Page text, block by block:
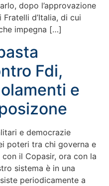
dopo l’approvazione
d’Italia, di cui
impegna […]
Fdi,
e
e democrazie
poteri tra chi governa e
con il Copasir, ora con la
sistema è in una
periodicamente a